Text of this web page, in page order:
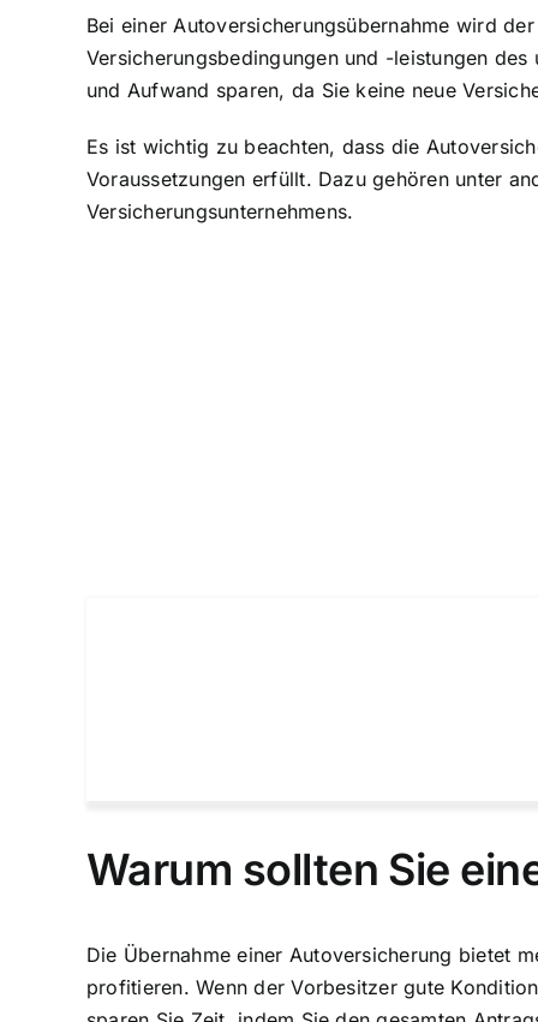
Bei einer Autoversicherungsübernahme wird
Versicherungsbedingungen und -leistungen des
und Aufwand sparen, da Sie keine neue
Es ist wichtig zu beachten, dass die
Voraussetzungen erfüllt. Dazu gehören unter
Versicherungsunternehmens.
Warum sollten Sie
Die Übernahme einer Autoversicherung bietet
profitieren. Wenn der Vorbesitzer gute